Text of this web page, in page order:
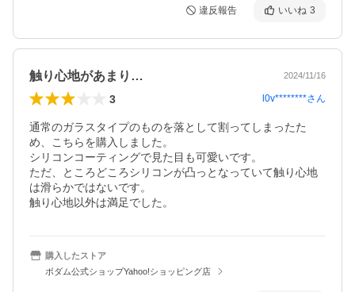
違反報告 いいね 3
触り心地があまり… 2024/11/16
3 l0v********さん
通常のガラスタイプのものを落として割ってしまったた
め、こちらを購入しました。
シリコンコーティングで見た目も可愛いです。
ただ、ところどころシリコンが凸っとなっていて触り心地
は滑らかではないです。
触り心地以外は満足でした。
購入したストア
ボダム公式ショップYahoo!ショッピング店